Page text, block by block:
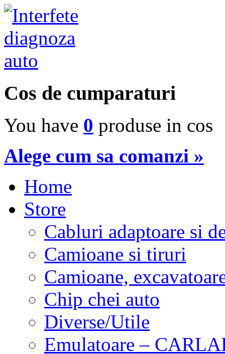
Cos de cumparaturi
You have 0 produse in cos
Alege cum sa comanzi »
Home
Store
Cabluri adaptoare si
Camioane si tiruri
Camioane,
Chip chei auto
Diverse/Utile
Emulatoare –